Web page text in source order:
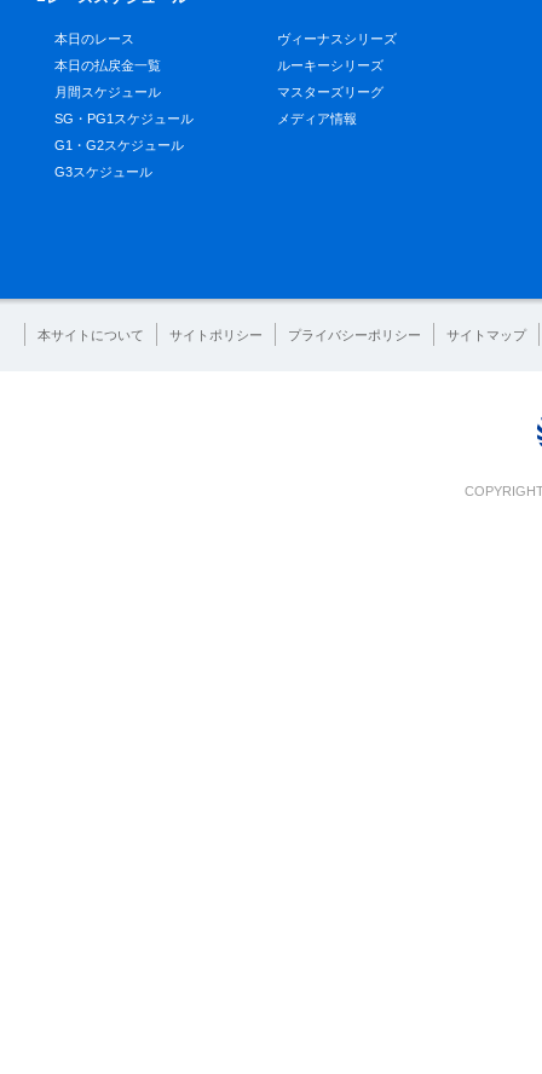
本日のレース
本日の払戻金一覧
月間スケジュール
SG・PG1スケジュール
G1・G2スケジュール
G3スケジュール
ヴィーナスシリーズ
ルーキーシリーズ
マスターズリーグ
メディア情報
本サイトについて サイトポリシー プライバシーポリシー サイトマップ